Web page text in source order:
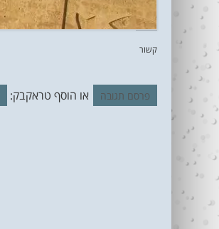
קשור
פרסם תגובה או הוסף טראקבק: